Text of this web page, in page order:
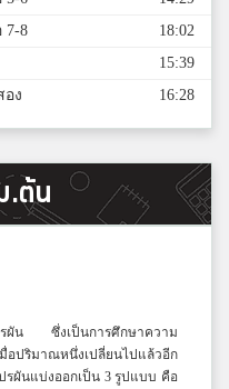
7-8
18:02
15:39
อง
16:28
ต้น
ปรผัน ซึ่งเป็นการศึกษาความ
ปริมาณหนึ่งเปลี่ยนไปแล้วอีก
รผันแบ่งออกเป็น 3 รูปแบบ คือ